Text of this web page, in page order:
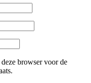
browser voor de